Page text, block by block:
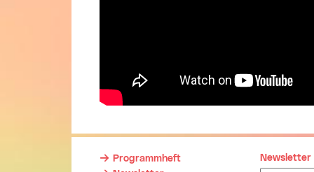
Programmheft
Newsletter